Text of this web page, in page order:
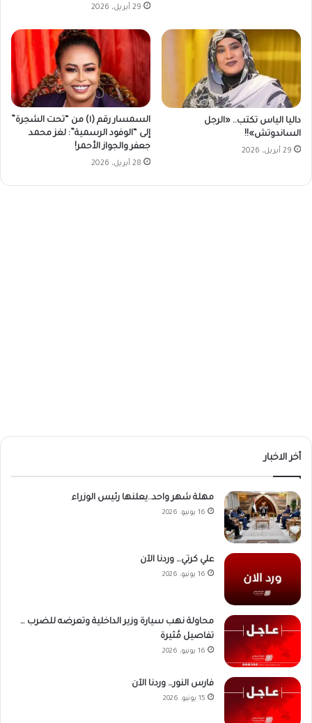
29 أبريل، 2026
داليا الياس تكتب.. «الرجل
الساندوتش»!!
29 أبريل، 2026
السمسار رقم (١) من “تحت الشجرة”
إلى “الوفود الرسمية”: لغز محمد
جعفر والجواز الأحمر!
28 أبريل، 2026
أخر الاخبار
مهلة شهر واحد..يعلنها رئيس الوزراء
16 يونيو، 2026
علي كرتي… وردنا الآن
16 يونيو، 2026
محاولة نهب سيارة وزير الداخلية وتعرضه للضرب …
تفاصيل مُثيرة
16 يونيو، 2026
فارس النور… وردنا الآن
15 يونيو، 2026